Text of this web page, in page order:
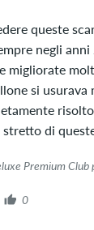
queste
negli
migliorate
si usurava
di
Premium Club
0